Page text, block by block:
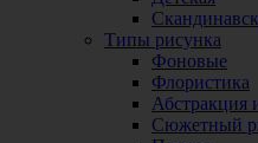
Типы рисунка
Фоновые
Флористика
Абстракция
Сюжетный